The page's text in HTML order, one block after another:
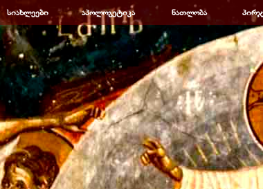
სიახლეები ▼
აპოლოგეტიკა ▼
ნათლობა